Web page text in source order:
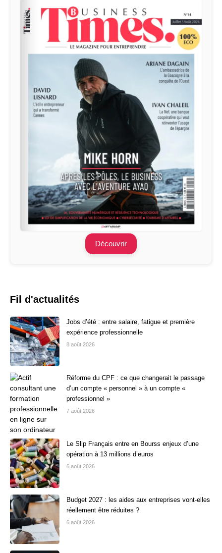
Découvrir
Fil d'actualités
Jobs d’été : entre salaire, fatigue et première
expérience professionnelle
8 août 2026
Réforme du CPF : ce que changerait le passage
d’un compte « personnel » à un compte «
professionnel »
7 août 2026
Le Slip Français entre en Bourss enjeux d’une
opération à 13 millions d’euros
6 août 2026
Budget 2027 : les aides aux entreprises vont-elles
réellement être réduites ?
6 août 2026